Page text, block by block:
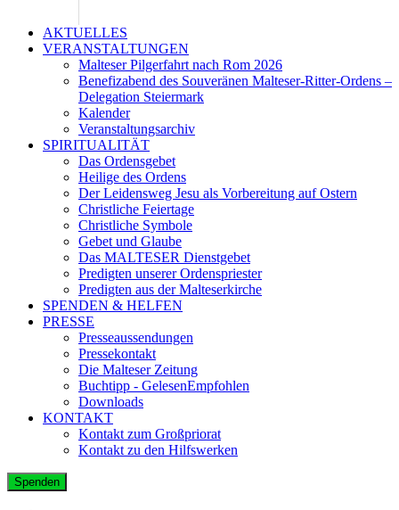
AKTUELLES
VERANSTALTUNGEN
Malteser Pilgerfahrt nach Rom 2026
Benefizabend des Souveränen Malteser-Ritter-Ordens –
Delegation Steiermark
Kalender
Veranstaltungsarchiv
SPIRITUALITÄT
Das Ordensgebet
Heilige des Ordens
Der Leidensweg Jesu als Vorbereitung auf Ostern
Christliche Feiertage
Christliche Symbole
Gebet und Glaube
Das MALTESER Dienstgebet
Predigten unserer Ordenspriester
Predigten aus der Malteserkirche
SPENDEN & HELFEN
PRESSE
Presseaussendungen
Pressekontakt
Die Malteser Zeitung
Buchtipp - GelesenEmpfohlen
Downloads
KONTAKT
Kontakt zum Großpriorat
Kontakt zu den Hilfswerken
Spenden